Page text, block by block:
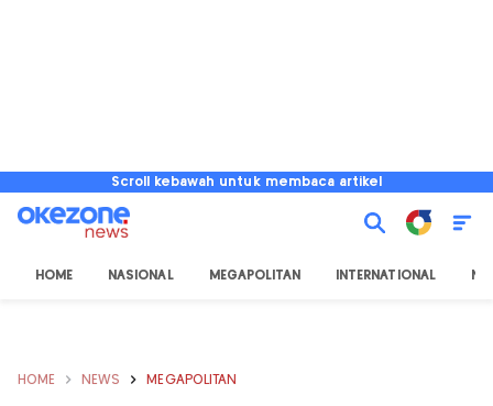
Scroll kebawah untuk membaca artikel
HOME NASIONAL MEGAPOLITAN INTERNATIONAL
HOME NEWS MEGAPOLITAN